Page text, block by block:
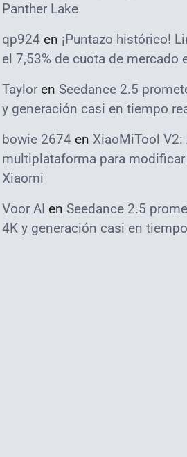
Panther Lake
qp924 en ¡Puntazo histórico!
el 7,53% de cuota de mercado
Taylor en Seedance 2.5
y generación casi en tiempo
bowie 2674 en XiaoMiTool V2:
multiplataforma para
Xiaomi
Voor AI en Seedance 2.5
4K y generación casi en